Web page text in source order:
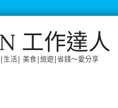
工作達人
生活| 美食|旅遊|省錢～愛分享